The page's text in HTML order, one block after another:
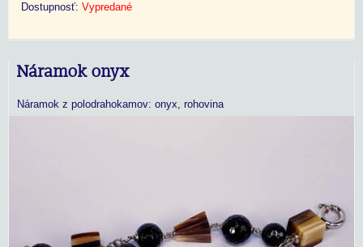
Dostupnosť: Vypredané
Náramok onyx
Náramok z polodrahokamov: onyx, rohovina